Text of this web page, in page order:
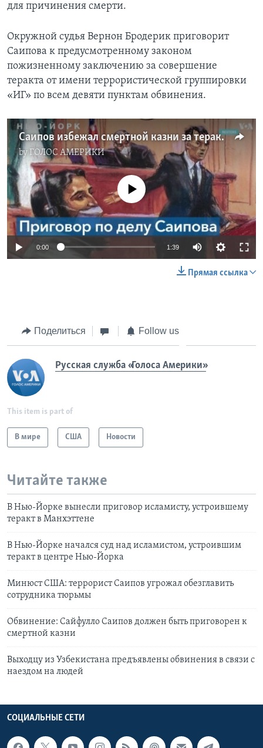
для причинения смерти.
Окружной судья Вернон Бродерик приговорит
Саипова к предусмотренному законом
пожизненному заключению за совершение
теракта от имени террористической группировки
«ИГ» по всем девяти пунктам обвинения.
Саипов избежал смертной казни за теракт 2017 года в США
byГОЛОС АМЕРИКИ
No media source currently available
0:00 1:39
Прямая ссылка
Поделиться Follow us
Русская служба «Голоса Америки»
This item is part of
В мире США Новости
Читайте также
В Нью-Йорке вынесли приговор исламисту, устроившему
теракт в Манхэттене
В Нью-Йорке начался суд над исламистом, устроившим
теракт в центре Нью-Йорка
Минюст США: террорист Саипов угрожал обезглавить
сотрудника тюрьмы
Обвинение: Сайфулло Саипов должен быть приговорен к
смертной казни
Выходцу из Узбекистана предъявлены обвинения в связи с
наездом на людей
СОЦИАЛЬНЫЕ СЕТИ